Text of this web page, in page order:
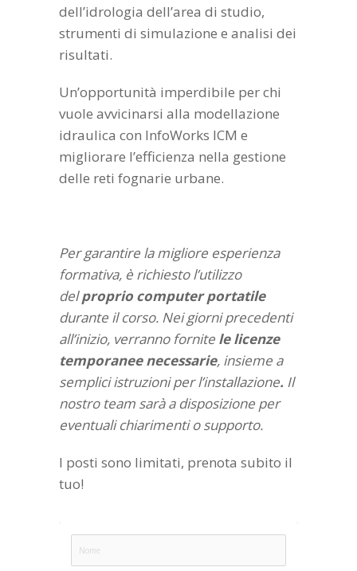
dell’idrologia dell’area di studio,
strumenti di simulazione e analisi dei
risultati.
Un’opportunità imperdibile per chi
vuole avvicinarsi alla modellazione
idraulica con InfoWorks ICM e
migliorare l’efficienza nella gestione
delle reti fognarie urbane.
Per garantire la migliore esperienza
formativa, è richiesto l’utilizzo
delproprio computer portatile
durante il corso. Nei giorni precedenti
all’inizio, verranno fornite le licenze
temporanee necessarie, insieme a
semplici istruzioni per l’installazione. Il
nostro team sarà a disposizione per
eventuali chiarimenti o supporto.
I posti sono limitati, prenota subito il
tuo!